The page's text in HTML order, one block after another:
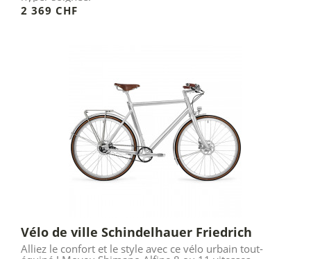
2 369 CHF
Vélo de ville Schindelhauer Friedrich
Alliez le confort et le style avec ce vélo urbain tout-